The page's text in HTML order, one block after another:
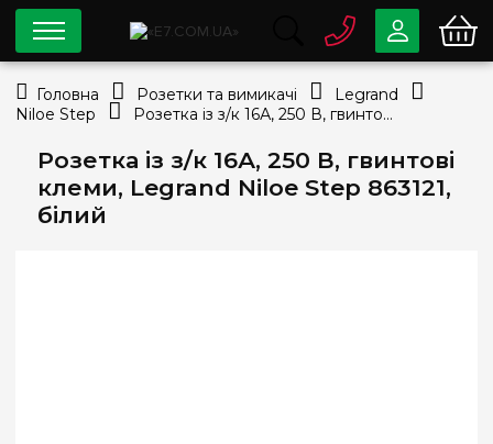
Розетка із з/к 16А, 250 В, гвинтові
клеми, Legrand Niloe Step 863121,
білий
0 80033-63-07
Безкоштовно
info@e7.com.ua
044334-79-78
Viber Telegram
Головна Розетки та вимикачі
Legrand
Niloe Step
Розетка із з/к 16А, 250 В, гвинтові клеми, Legrand Niloe Step 863121, білий